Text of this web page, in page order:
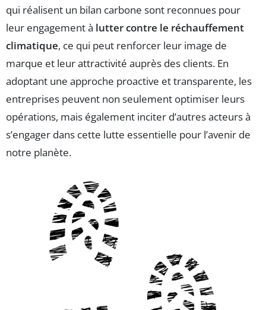
qui réalisent un bilan carbone sont reconnues pour
leur engagement à lutter contre le réchauffement
climatique, ce qui peut renforcer leur image de
marque et leur attractivité auprès des clients. En
adoptant une approche proactive et transparente, les
entreprises peuvent non seulement optimiser leurs
opérations, mais également inciter d’autres acteurs à
s’engager dans cette lutte essentielle pour l’avenir de
notre planète.